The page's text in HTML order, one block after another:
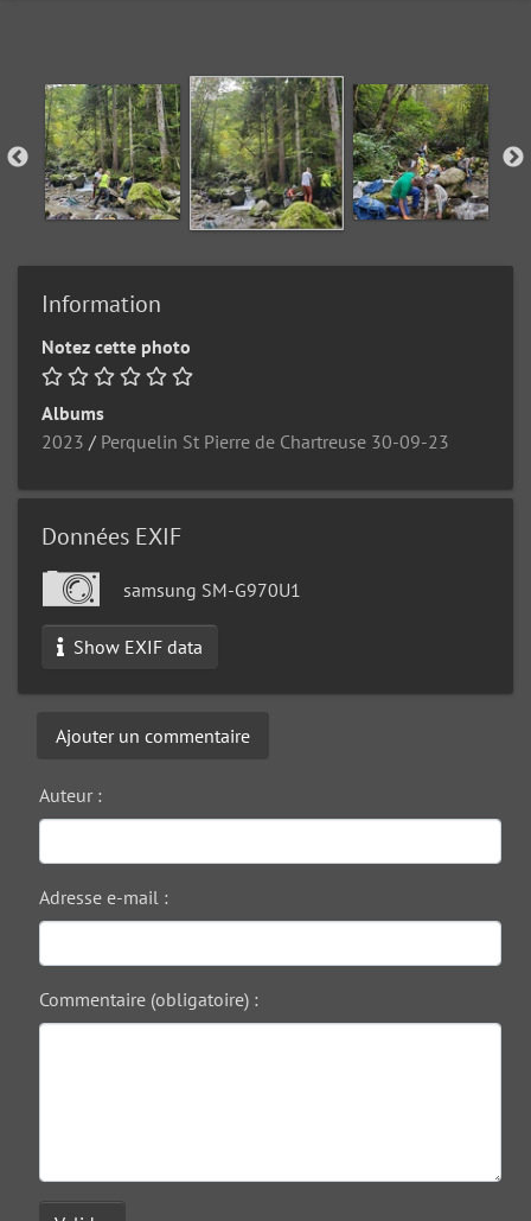
Information
Notez cette photo
Albums
2023 / Perquelin St Pierre de Chartreuse 30-09-23
Données EXIF
samsung SM-G970U1
Show EXIF data
Ajouter un commentaire
Auteur :
Adresse e-mail :
Commentaire (obligatoire) :